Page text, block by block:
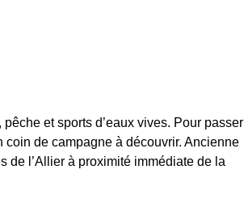
et sports d’eaux vives. Pour passer
de campagne à découvrir. Ancienne
de l’Allier à proximité immédiate de la